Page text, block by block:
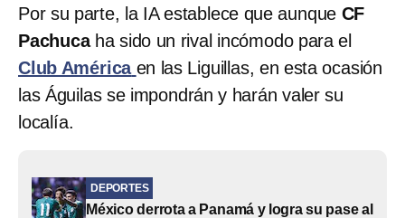
Por su parte, la IA establece que aunque CF
Pachucaha sido un rival incómodo para el
Club América en las Liguillas, en esta ocasión
las Águilas se impondrán y harán valer su
localía.
DEPORTES
México derrota a Panamá y logra su pase al